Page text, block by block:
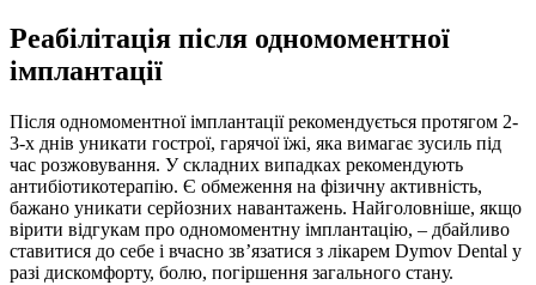
Реабілітація після одномоментної
імплантації
Після одномоментної імплантації рекомендується протягом 2-
3-х днів уникати гострої, гарячої їжі, яка вимагає зусиль під
час розжовування. У складних випадках рекомендують
антибіотикотерапію. Є обмеження на фізичну активність,
бажано уникати серйозних навантажень. Найголовніше, якщо
вірити відгукам про одномоментну імплантацію, – дбайливо
ставитися до себе і вчасно зв’язатися з лікарем Dymov Dental у
разі дискомфорту, болю, погіршення загального стану.